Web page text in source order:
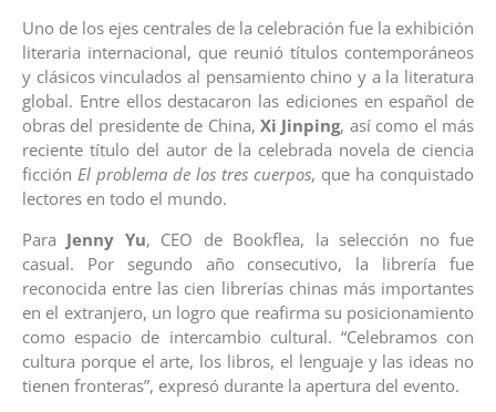
Uno de los ejes centrales de la celebración fue la exhibición
literaria internacional, que reunió títulos contemporáneos
y clásicos vinculados al pensamiento chino y a la literatura
global. Entre ellos destacaron las ediciones en español de
obras del presidente de China, Xi Jinping, así como el más
reciente título del autor de la celebrada novela de ciencia
ficción El problema de los tres cuerpos, que ha conquistado
lectores en todo el mundo.
Para Jenny Yu, CEO de Bookflea, la selección no fue
casual. Por segundo año consecutivo, la librería fue
reconocida entre las cien librerías chinas más importantes
en el extranjero, un logro que reafirma su posicionamiento
como espacio de intercambio cultural. “Celebramos con
cultura porque el arte, los libros, el lenguaje y las ideas no
tienen fronteras”, expresó durante la apertura del evento.